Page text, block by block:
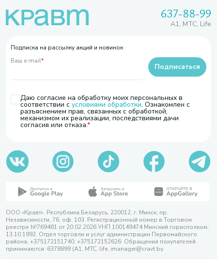
637-88-99
A1, МТС, Life
Подписка на рассылку акций и новинок
Ваш e-mail*
Даю согласие на обработку моих персональных в
соответствии с условиями обработки. Ознакомлен с
разъяснением прав, связанных с обработкой,
механизмом их реализации, последствиями дачи
согласия или отказа.
Подписаться
ООО «Кравт». Республика Беларусь, 220012, г. Минск, пр.
Независимости, 76, оф. 103. Регистрационный номер в Торговом
реестре №769481 от 20.02.2026 УНП 100149474 Минский горисполком,
13.10.1992. Отдел торговли и услуг администрации Первомайского
района, +375172151740; +375172152626. Обращения покупателей
принимаются: 6378899 (А1, МТС, life, imanager@cravt.by.